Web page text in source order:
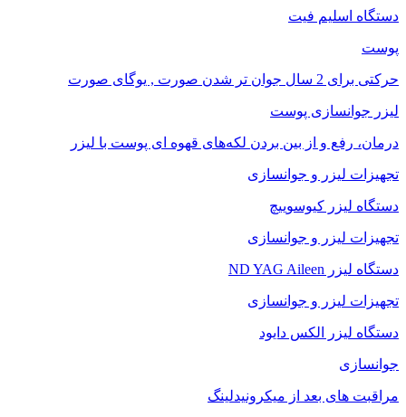
دستگاه اسلیم فیت
پوست
حرکتی برای 2 سال جوان تر شدن صورت , یوگای صورت
لیزر جوانسازی پوست
درمان، رفع و از بین بردن لکه‌های قهوه ای پوست با لیزر
تجهیزات لیزر و جوانسازی
دستگاه لیزر کیوسوییچ
تجهیزات لیزر و جوانسازی
دستگاه لیزر ND YAG Aileen
تجهیزات لیزر و جوانسازی
دستگاه لیزر الکس دایود
جوانسازی
مراقبت های بعد از میکرونیدلینگ